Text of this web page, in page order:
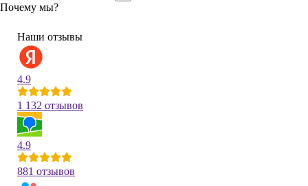
Почему мы?
Наши отзывы
4.9
1 132 отзывов
4.9
881 отзывов